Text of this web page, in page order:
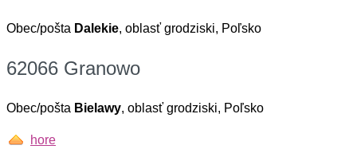
Obec/pošta Dalekie, oblasť grodziski, Poľsko
62066 Granowo
Obec/pošta Bielawy, oblasť grodziski, Poľsko
hore